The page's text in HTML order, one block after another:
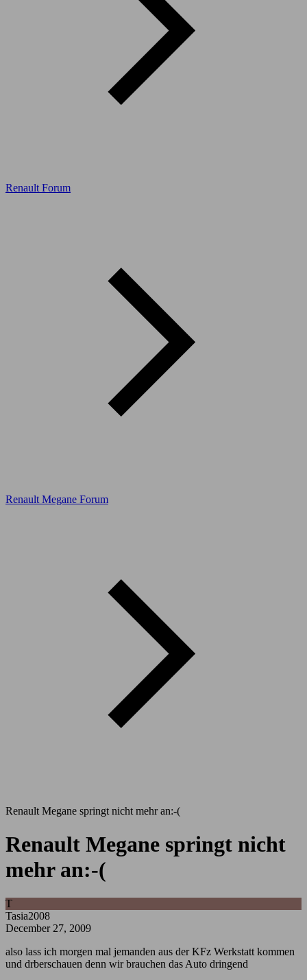
Renault Forum
Renault Megane Forum
Renault Megane springt nicht mehr an:-(
Renault Megane springt nicht
mehr an:-(
T
Tasia2008
December 27, 2009
also lass ich morgen mal jemanden aus der KFz Werkstatt kommen
und drberschauen denn wir brauchen das Auto dringend